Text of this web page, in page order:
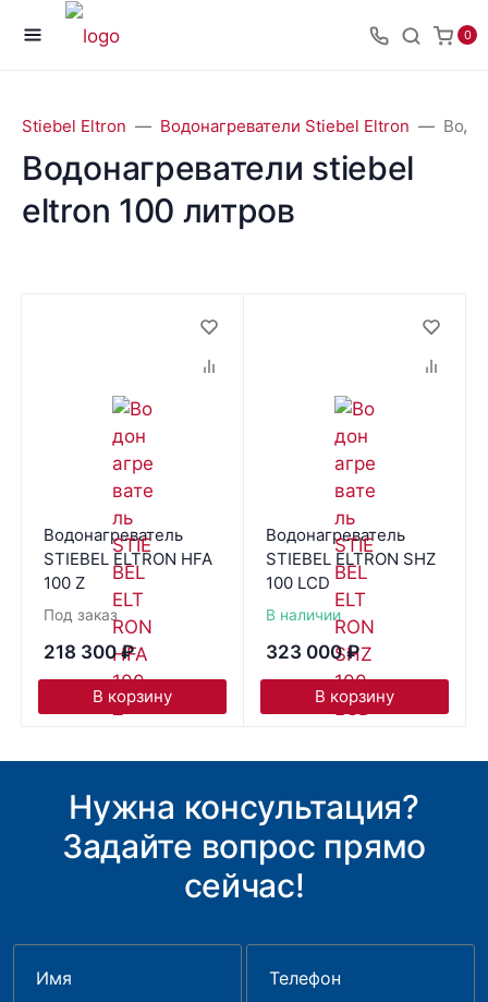
0
Stiebel Eltron Водонагреватели Stiebel Eltron
Водонагреватели stiebel
eltron 100 литров
Водонагреватель
STIEBEL ELTRON HFA
100 Z
Под заказ
218 300₽
В корзину
Водонагреватель
STIEBEL ELTRON SHZ
100 LCD
В наличии
323 000₽
В корзину
Нужна консультация?
Задайте вопрос прямо
сейчас!